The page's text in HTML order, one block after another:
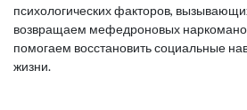
психологических факторов,
возвращаем мефедроновых
помогаем восстановить социальные
жизни.